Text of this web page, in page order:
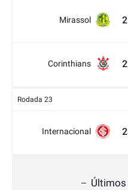
Mirassol
Corinthians
Rodada 23
Internacional